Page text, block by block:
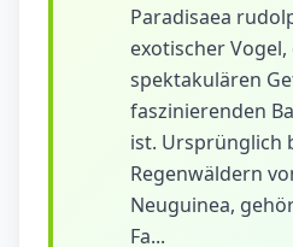
Paradisaea
exotischer
spektakulären
faszinierenden
ist. Ursprünglich
Regenwäldern
Neuguinea,
Fa...